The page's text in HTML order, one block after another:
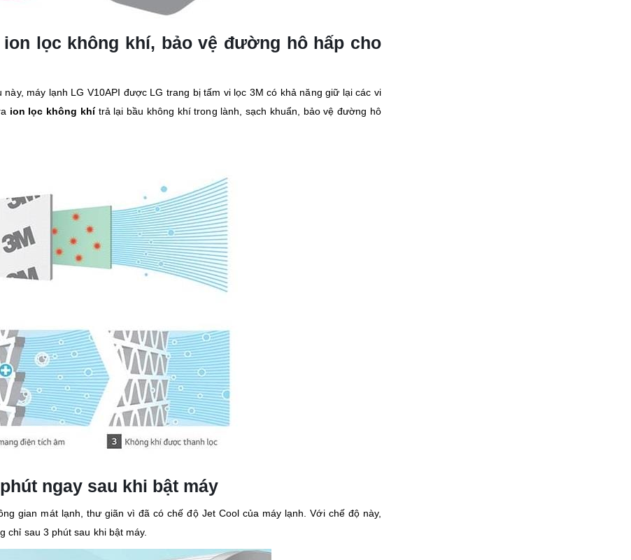
lọc không khí, bảo vệ đường hô hấp cho
máy lạnh LG V10API được LG trang bị tấm vi lọc 3M có khả năng giữ lại các vi
ion lọc không khítrả lại bầu không khí trong lành, sạch khuẩn, bảo vệ đường hô
ngay sau khi bật máy
gian mát lạnh, thư giãn vì đã có chế độ Jet Cool của máy lạnh. Với chế độ này,
chỉ sau 3 phút sau khi bật máy.